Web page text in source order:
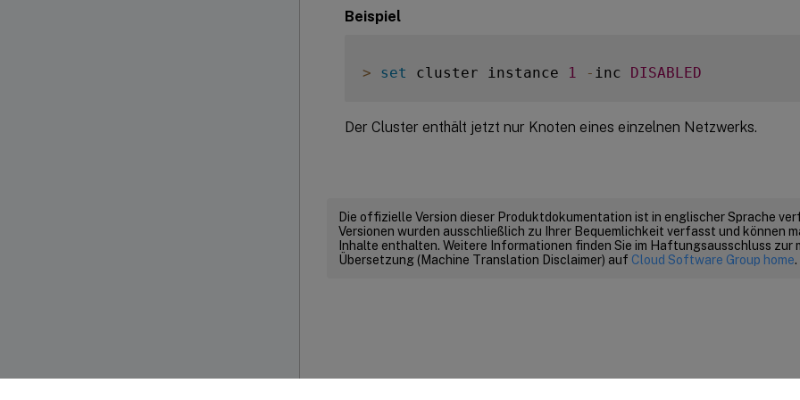
Beispiel
> set cluster instance 1 - inc DISABLED
Der Cluster enthält jetzt nur Knoten eines einzelnen Netzwerks.
Die offizielle Version dieser Produktdokumentation ist in englischer Sprache
Versionen wurden ausschließlich zu Ihrer Bequemlichkeit verfasst und können
Inhalte enthalten. Weitere Informationen finden Sie im Haftungsausschluss zur
Übersetzung (Machine Translation Disclaimer) auf Cloud Software Group home.